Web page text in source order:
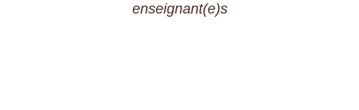
enseignant(e)s